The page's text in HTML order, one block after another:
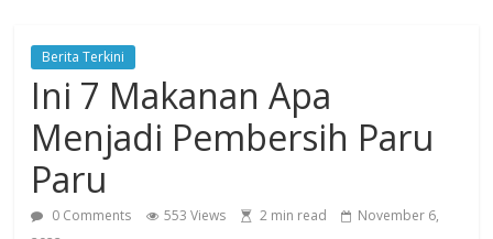
CompasKotaNews.com
Hadir
untuk
memberikan
informasi
kepada
masyarakat
Berita Terkini
Ini 7 Makanan Apa
Menjadi Pembersih Paru
Paru
0 Comments 553 Views 2 min read
November 6,